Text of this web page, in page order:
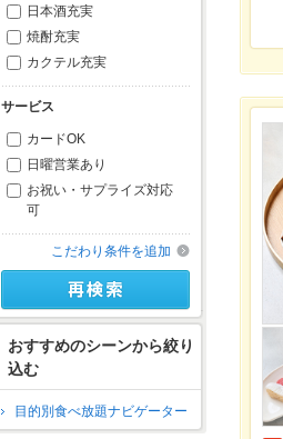
日本酒充実
焼酎充実
カクテル充実
サービス
カードOK
日曜営業あり
お祝い・サプライズ対応
可
こだわり条件を追加
おすすめのシーンから絞り
込む
目的別食べ放題ナビゲーター